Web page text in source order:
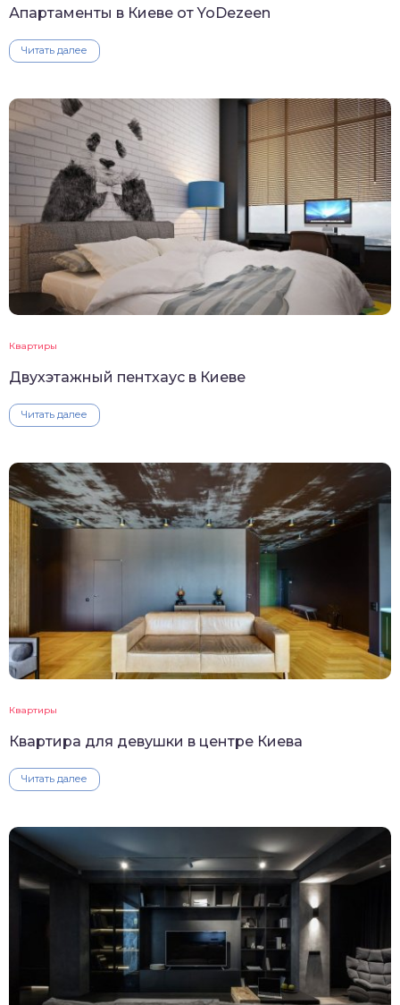
Апартаменты в Киеве от YoDezeen
Читать далее
Квартиры
Двухэтажный пентхаус в Киеве
Читать далее
Квартиры
Квартира для девушки в центре Киева
Читать далее